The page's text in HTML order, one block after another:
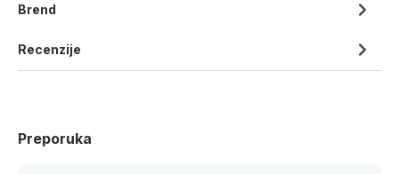
Brend
Recenzije
Preporuka